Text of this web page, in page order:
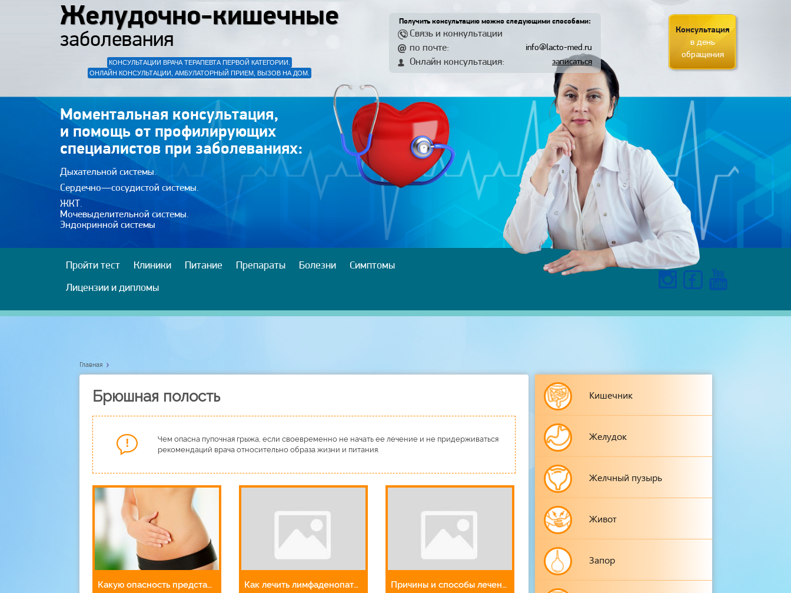
Желудочно-кишечные
заболевания
КОНСУЛЬТАЦИИ ВРАЧА ТЕРАПЕВТА ПЕРВОЙ КАТЕГОРИИ.
ОНЛАЙН КОНСУЛЬТАЦИИ, АМБУЛАТОРНЫЙ ПРИЕМ, ВЫЗОВ НА ДОМ.
Получить консультацию можно следующими способами:
Связь и конкультации
по почте:
info@lacto-med.ru
Онлайн консультация: записаться
Консультация
в день
обращения
Моментальная консультация,
и помощь от профилирующих
специалистов при заболеваниях:
Дыхательной системы.
Сердечно—сосудистой системы.
ЖКТ.
Мочевыделительной системы.
Эндокринной системы
Пройти тест Клиники Питание Препараты Болезни
Симптомы
Лицензии и дипломы
Главная
Брюшная полость
Чем опасна пупочная грыжа, если своевременно не начать ее лечение и не придерживаться
рекомендаций врача относительно образа жизни и питания.
Какую опасность представляет пупочная грыжа Как лечить лимфаденопатию брюшной полости Причины и способы лечения болей в левом боку
Кишечник
Желудок
Желчный пузырь
Живот
Запор